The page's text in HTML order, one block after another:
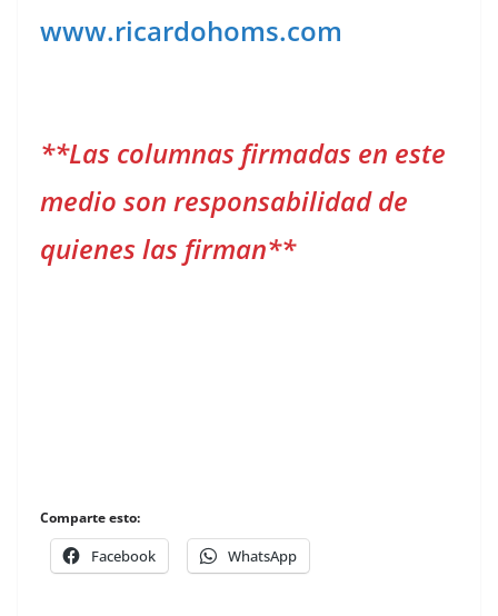
www.ricardohoms.com
**Las columnas firmadas en este
medio son responsabilidad de
quienes las firman**
Comparte esto:
Facebook WhatsApp